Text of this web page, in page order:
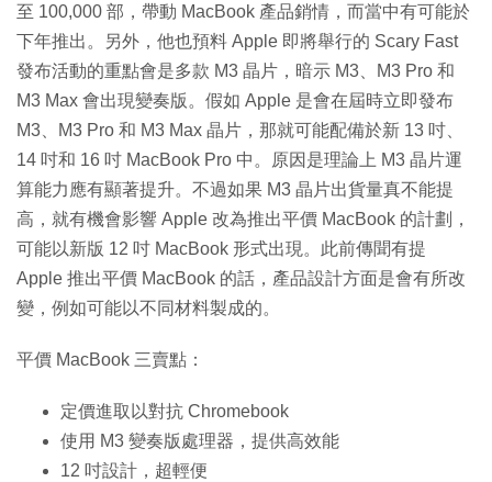
至 100,000 部，帶動 MacBook 產品銷情，而當中有可能於
下年推出。另外，他也預料 Apple 即將舉行的 Scary Fast
發布活動的重點會是多款 M3 晶片，暗示 M3、M3 Pro 和
M3 Max 會出現變奏版。假如 Apple 是會在屆時立即發布
M3、M3 Pro 和 M3 Max 晶片，那就可能配備於新 13 吋、
14 吋和 16 吋 MacBook Pro 中。原因是理論上 M3 晶片運
算能力應有顯著提升。不過如果 M3 晶片出貨量真不能提
高，就有機會影響 Apple 改為推出平價 MacBook 的計劃，
可能以新版 12 吋 MacBook 形式出現。此前傳聞有提
Apple 推出平價 MacBook 的話，產品設計方面是會有所改
變，例如可能以不同材料製成的。
平價 MacBook 三賣點：
定價進取以對抗 Chromebook
使用 M3 變奏版處理器，提供高效能
12 吋設計，超輕便